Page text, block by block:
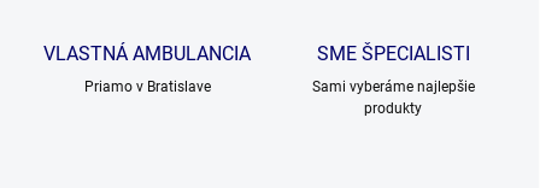
VLASTNÁ AMBULANCIA
Priamo v Bratislave
SME ŠPECIALISTI
Sami vyberáme najlepšie
produkty